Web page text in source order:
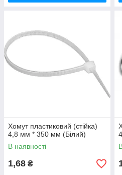
Хомут пластиковий (стійка)
4,8 мм * 350 мм (Білий)
В наявності
1,68 ₴